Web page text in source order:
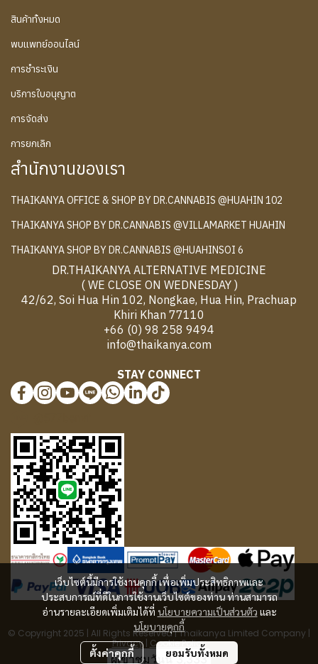
เว็บไซต์นี้มีการใช้งานคุกกี้ เพื่อเพิ่มประสิทธิภาพและ
ประสบการณ์ที่ดีในการใช้งานเว็บไซต์ของท่าน ท่านสามารถ
อ่านรายละเอียดเพิ่มเติมได้ที่ นโยบายความเป็นส่วนตัว และ
นโยบายคุกกี้
ตั้งค่าคุกกี้ ยอมรับทั้งหมด
สินค้าทั้งหมด
พบแพทย์ออนไลน์
การชำระเงิน
บริการใบอนุญาต
การจัดส่ง
การยกเลิก
สำนักงานของเรา
THAIKANYA OFFICE & SHOP BY DR.CANNABIS @HUAHIN 102
THAIKANYA SHOP BY DR.CANNABIS @VILLAMARKET HUAHIN
THAIKANYA SHOP BY DR.CANNABIS @HUAHINSOI 6
DR.THAIKANYA ALTERNATIVE MEDICINE
( WE CLOSE ON WEDNESDAY )
42/62, Soi Hua Hin 102, Nongkae, Hua Hin, Prachuap
Khiri Khan 77110
+66 (0) 98 258 9494
info@thaikanya.com
STAY CONNECT
© Copyright 2025 | All Rights Reserved | Thaikanya Limited Company |
Privacy| Cookie Policy
ผู้เข้าชมวันนี้3,333